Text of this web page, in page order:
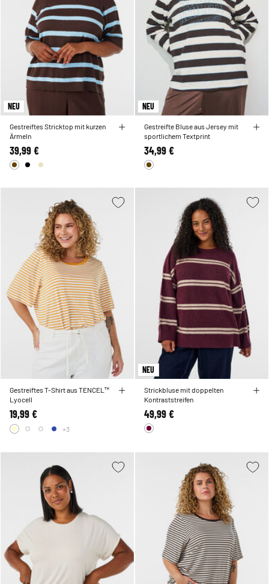
NEU
Gestreiftes Stricktop mit kurzen
Ärmeln
39,99 €
NEU
Gestreifte Bluse aus Jersey mit
sportlichem Textprint
34,99 €
Gestreiftes T-Shirt aus TENCEL™
Lyocell
19,99 €
+3
NEU
Strickbluse mit doppelten
Kontraststreifen
49,99 €